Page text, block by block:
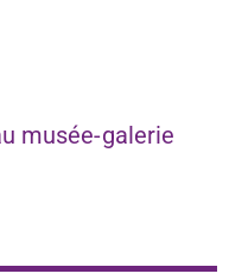
musée-galerie